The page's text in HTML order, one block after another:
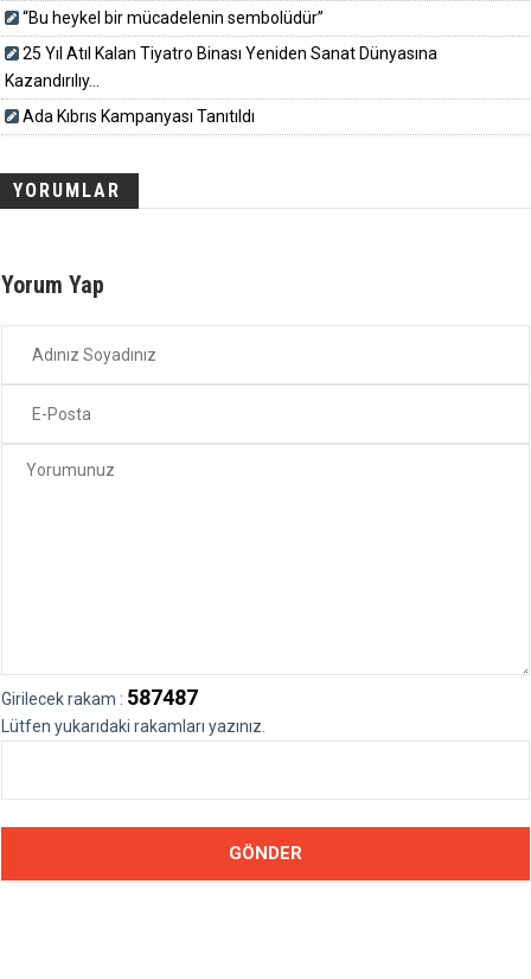
“Bu heykel bir mücadelenin sembolüdür”
25 Yıl Atıl Kalan Tiyatro Binası Yeniden Sanat Dünyasına
Kazandırılıy...
Ada Kıbrıs Kampanyası Tanıtıldı
YORUMLAR
Yorum Yap
Girilecek rakam : 587487
Lütfen yukarıdaki rakamları yazınız.